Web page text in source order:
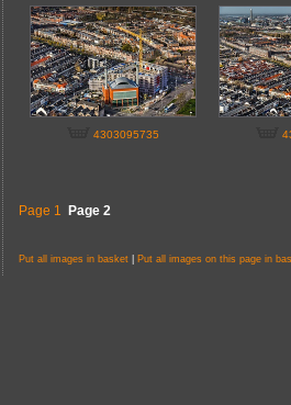
4303095735
Page 1 Page 2
Put all images in basket Put all images on this page in